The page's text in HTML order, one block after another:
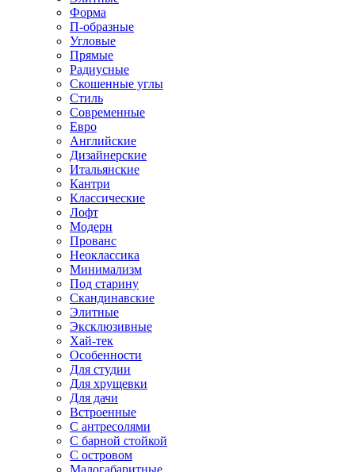
Форма
П-образные
Угловые
Прямые
Радиусные
Скошенные углы
Стиль
Современные
Евро
Английские
Дизайнерские
Итальянские
Кантри
Классические
Лофт
Модерн
Прованс
Неоклассика
Минимализм
Под старину
Скандинавские
Элитные
Эксклюзивные
Хай-тек
Особенности
Для студии
Для хрущевки
Для дачи
Встроенные
С антресолями
С барной стойкой
С островом
Малогабаритные